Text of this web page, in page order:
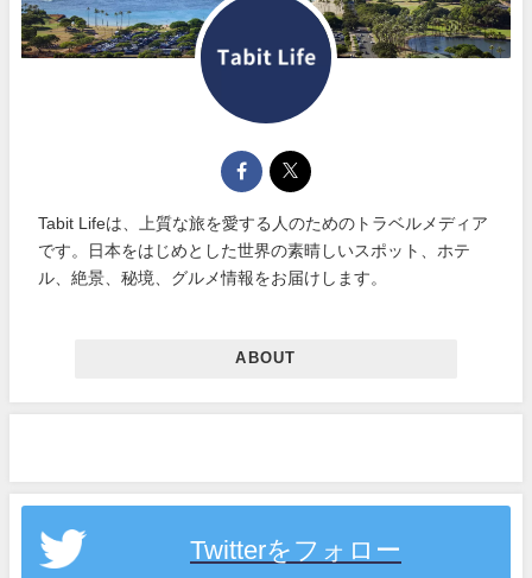
Tabit Lifeは、上質な旅を愛する人のためのトラベルメディア
です。日本をはじめとした世界の素晴しいスポット、ホテ
ル、絶景、秘境、グルメ情報をお届けします。
ABOUT
Twitterをフォロー